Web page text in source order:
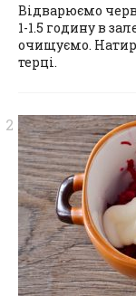
Відварюємо
1-1.5 годину в
очищуємо.
терці.